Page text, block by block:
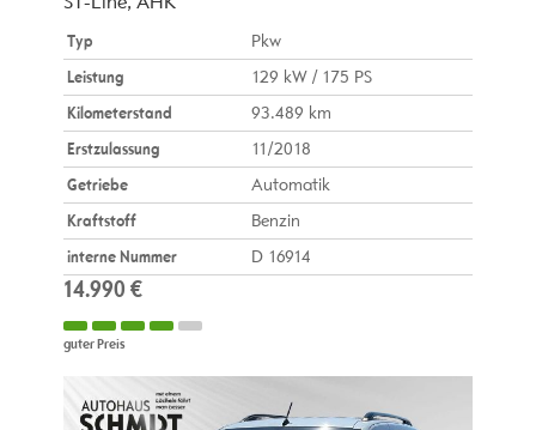
Typ
Pkw
Leistung
129 kW / 175 PS
Kilometerstand
93.489 km
Erstzulassung
11/2018
Getriebe
Automatik
Kraftstoff
Benzin
interne Nummer
D 16914
14.990 €
guter Preis